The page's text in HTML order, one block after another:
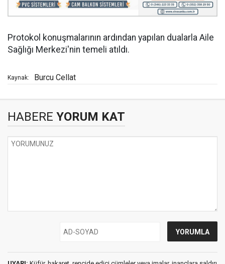
Protokol konuşmalarının ardından yapılan dualarla Aile
Sağlığı Merkezi'nin temeli atıldı.
Kaynak: Burcu Cellat
HABERE YORUM KAT